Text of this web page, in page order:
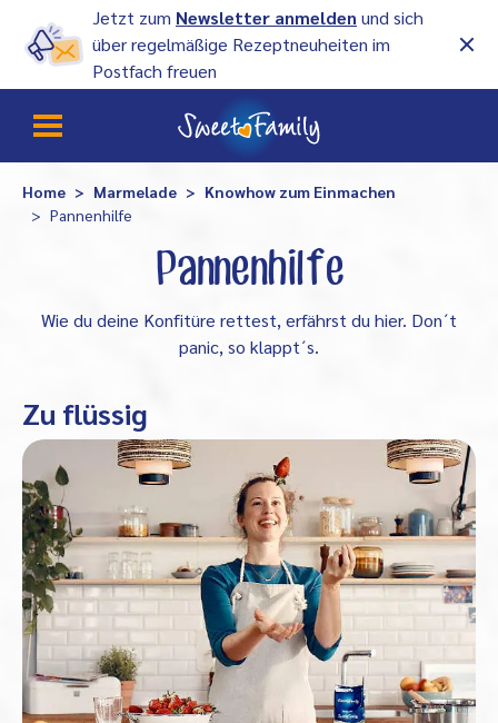
Jetzt zum Newsletter anmelden und sich
über regelmäßige Rezeptneuheiten im
Postfach freuen
Home Marmelade
Knowhow zum Einmachen
Pannenhilfe
Pannenhilfe
Wie du deine Konfitüre rettest, erfährst du hier. Don´t
panic, so klappt´s.
Zu flüssig